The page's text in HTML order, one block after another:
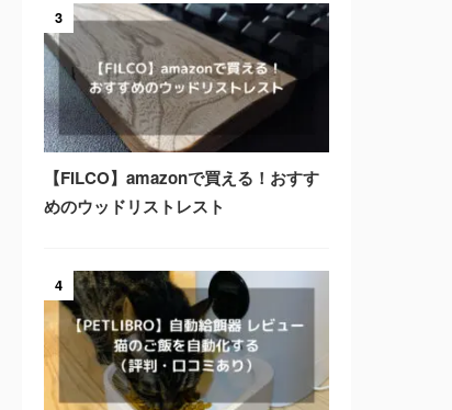
3
【FILCO】amazonで買える！おすす
めのウッドリストレスト
4